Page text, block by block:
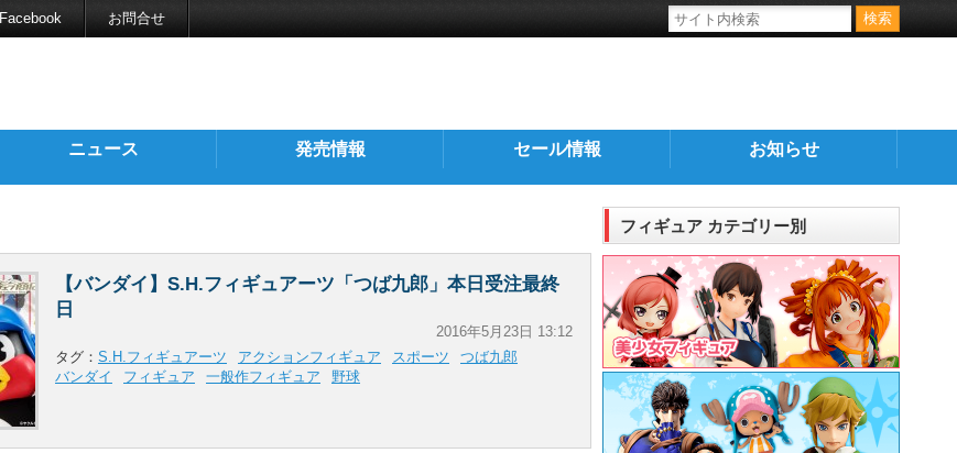
Facebook お問合せ
ニュース 発売情報 セール情報 お知らせ
【バンダイ】S.H.フィギュアーツ「つば九郎」本日受注最終
日
2016年5月23日 13:12
タグ： S.H.フィギュアーツ アクションフィギュア スポーツ
つば九郎
バンダイ
フィギュア 一般作フィギュア 野球
フィギュア カテゴリー別